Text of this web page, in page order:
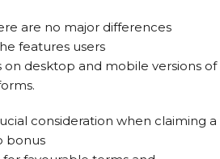
are no major differences
features users
on desktop and mobile versions of
consideration when claiming a
bonus